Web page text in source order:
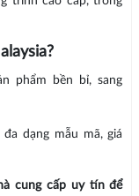
phẩm bền bỉ, sang
dạng mẫu mã, giá
cung cấp uy tín để